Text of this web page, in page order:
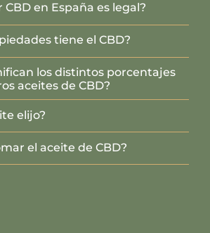
CBD en España es legal?
tiene el CBD?
los distintos porcentajes
aceites de CBD?
elijo?
el aceite de CBD?